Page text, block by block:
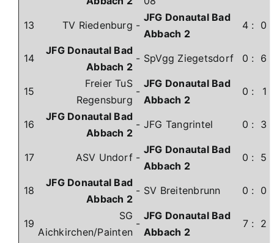
13 TV Riedenburg -
JFG Donautal Bad
Abbach 2
4: 0
14
JFG Donautal Bad
Abbach 2
- SpVgg Ziegetsdorf 0 : 6
15
Freier TuS
Regensburg
-
JFG Donautal Bad
Abbach 2
0 : 1
16
JFG Donautal Bad
Abbach 2
- JFG Tangrintel 0 : 3
17 ASV Undorf-
JFG Donautal Bad
Abbach 2
0 : 5
18
JFG Donautal Bad
Abbach 2
- SV Breitenbrunn 0 : 0
19
SG
Aichkirchen/Painten
-
JFG Donautal Bad
Abbach 2
7: 2